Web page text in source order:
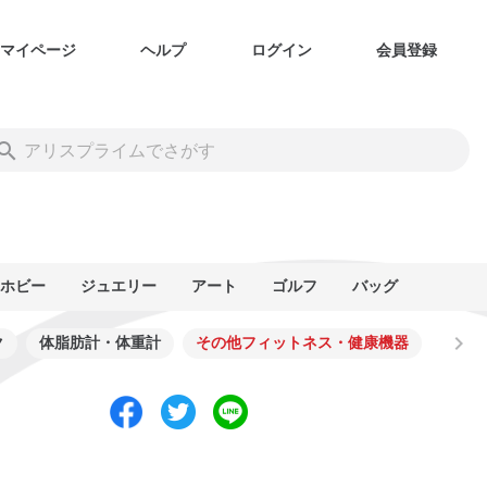
マイページ ヘルプ ログイン 会員登録
ホビー ジュエリー アート ゴルフ バッグ
体脂肪計・体重計 その他フィットネス・健康機器